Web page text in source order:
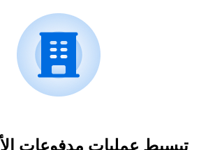
تبسيط عمليات مدفوعات